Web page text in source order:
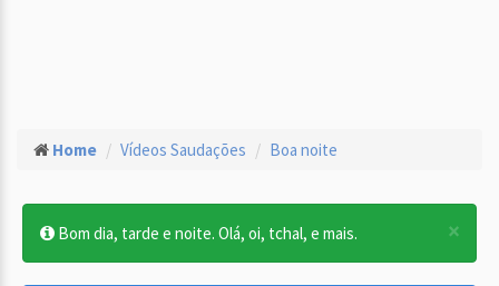
Home Vídeos Saudações Boa noite
×
Bom dia, tarde e noite. Olá, oi, tchal, e mais.